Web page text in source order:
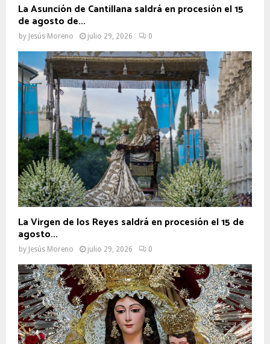
La Asunción de Cantillana saldrá en procesión el 15
de agosto de...
by Jesús Moreno julio 29, 2026 0
La Virgen de los Reyes saldrá en procesión el 15 de
agosto...
by Jesús Moreno julio 29, 2026 0